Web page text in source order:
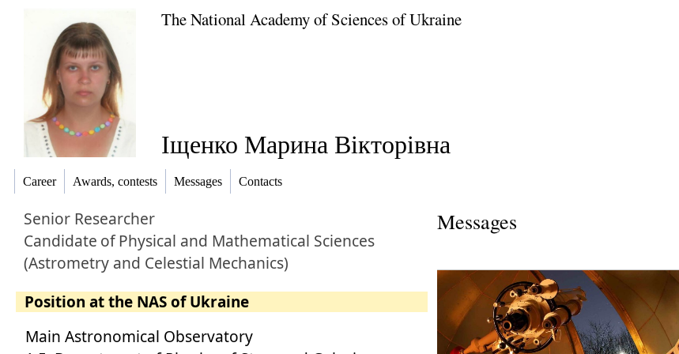
The National Academy of Sciences of Ukraine
Іщенко Марина Вікторівна
Career Awards, contests Messages Contacts
Senior Researcher
Candidate ofPhysical and Mathematical Sciences
(Astrometry and Celestial Mechanics)
Position at the NAS of Ukraine
Main Astronomical Observatory
Messages